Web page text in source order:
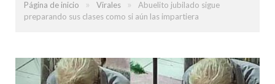
Página de inicio » Virales »
Abuelito jubilado sigue
preparando sus clases como si aún las impartiera